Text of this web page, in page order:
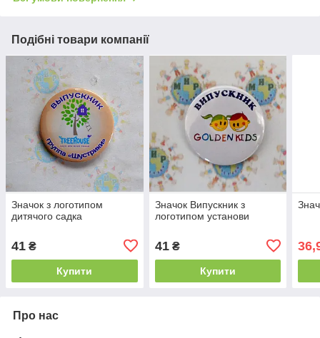
Подібні товари компанії
Значок з логотипом
дитячого садка
41 ₴
Купити
Значок Випускник з
логотипом установи
41₴
Купити
Про нас